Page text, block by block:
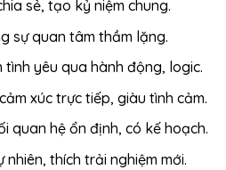
sẻ, tạo kỷ niệm chung.
sự quan tâm thầm lặng.
tình yêu qua hành động, logic.
xúc trực tiếp, giàu tình cảm.
quan hệ ổn định, có kế hoạch.
nhiên, thích trải nghiệm mới.